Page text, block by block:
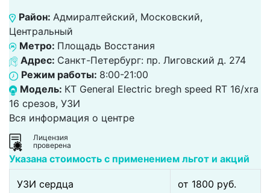
Район: Адмиралтейский, Московский,
Центральный
Метро: Площадь Восстания
Адрес: Санкт-Петербург: пр. Лиговский д. 274
Режим работы: 8:00-21:00
Модель: КТ General Electric bregh speed RT 16/xra
16 срезов, УЗИ
Вся информация о центре
Лицензия
проверена
Указана стоимость с применением льгот и акций
УЗИ сердца от 1800 pуб.